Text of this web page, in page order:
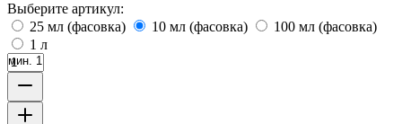
Выберите артикул:
25 мл (фасовка)
10 мл (фасовка)
100 мл (фасовка)
1 л
мин. 1